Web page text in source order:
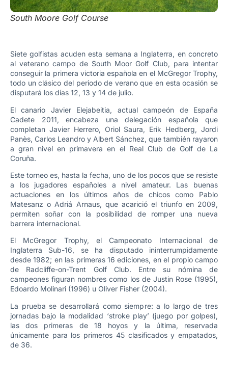
South Moore Golf Course
Siete golfistas acuden esta semana a Inglaterra, en concreto
al veterano campo de South Moor Golf Club, para intentar
conseguir la primera victoria española en el McGregor Trophy,
todo un clásico del periodo de verano que en esta ocasión se
disputará los días 12, 13 y 14 de julio.
El canario Javier Elejabeitia, actual campeón de España
Cadete 2011, encabeza una delegación española que
completan Javier Herrero, Oriol Saura, Erik Hedberg, Jordi
Panès, Carlos Leandro y Albert Sánchez, que también rayaron
a gran nivel en primavera en el Real Club de Golf de La
Coruña.
Este torneo es, hasta la fecha, uno de los pocos que se resiste
a los jugadores españoles a nivel amateur. Las buenas
actuaciones en los últimos años de chicos como Pablo
Matesanz o Adriá Arnaus, que acarició el triunfo en 2009,
permiten soñar con la posibilidad de romper una nueva
barrera internacional.
El McGregor Trophy, el Campeonato Internacional de
Inglaterra Sub-16, se ha disputado ininterrumpidamente
desde 1982; en las primeras 16 ediciones, en el propio campo
de Radcliffe-on-Trent Golf Club. Entre su nómina de
campeones figuran nombres como los de Justin Rose (1995),
Edoardo Molinari (1996) u Oliver Fisher (2004).
La prueba se desarrollará como siempre: a lo largo de tres
jornadas bajo la modalidad ‘stroke play’ (juego por golpes),
las dos primeras de 18 hoyos y la última, reservada
únicamente para los primeros 45 clasificados y empatados,
de 36.